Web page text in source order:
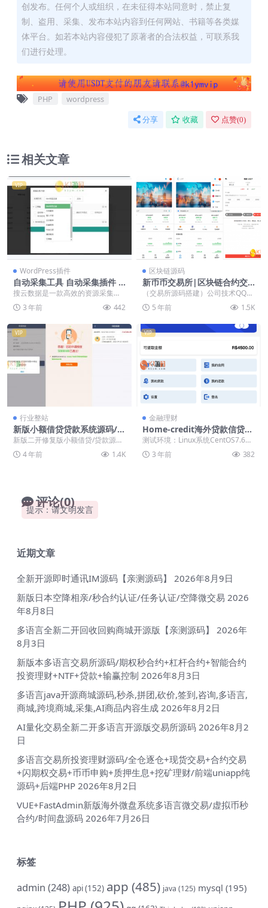
创发布。任何个人或组织，在未征得本站同意时，禁止复
制、盗用、采集、发布本站内容到任何网站、书籍等各类媒
体平台。如若本站内容侵犯了原著者的合法权益，可联系我
们进行处理。
PHP wordpress
分享 收藏 点赞(0)
相关文章
VIP
WordPress插件
自动采集工具 自动采集插件 E
MLOG搜云数据 资源采集插件
搜云数据是一款高效的资源采集插
件，现在升级为自动采集工具，提
供一键自动云抓取、验...
3 年前 442
区块链源码
新币币交易所|区块链合约交
易所|USDT秒合约/杠杆/C2C
法币交易
（交易所源码搭建）公司技术QQ：
34401713，最新版源码 服务器需
要支持： ...
5 年前 1.5K
VIP
行业整站
新版小额借贷贷款系统源码/新
增推广APP下载页面/内附搭建
教程
新版二开修复版小额借贷/贷款源码
新增推广APP下载页面，源码已进
行多次更新迭代...
4 年前 1.4K
VIP
金融理财
Home-credit海外贷款信贷产
品源码/用户自定义弹窗消息/v
ue编译后前端
测试环境：Linux系统CentOS7.6、
宝塔、PHP7.3、MySQL5.6...
3 年前 382
评论(0)
提示：请文明发言
近期文章
全新开源即时通讯IM源码【亲测源码】
2026年8月9日
新版日本空降相亲/秒合约认证/任务认证/空降微交易 2026
年8月8日
多语言全新二开回收回购商城开源版【亲测源码】
2026年
8月3日
新版本多语言交易所源码/期权秒合约+杠杆合约+智能合约
投资理财+NTF+贷款+输赢控制 2026年8月3日
多语言java开源商城源码,秒杀,拼团,砍价,签到,咨询,多语言,
商城,跨境商城,采集,AI商品内容生成 2026年8月2日
AI量化交易全新二开多语言开源版交易所源码 2026年8月2
日
多语言交易所投资理财源码/全仓逐仓+现货交易+合约交易
+闪期权交易+币币申购+质押生息+挖矿理财/前端uniapp纯
源码+后端PHP 2026年8月2日
VUE+FastAdmin新版海外微盘系统多语言微交易/虚拟币秒
合约/时间盘源码 2026年7月26日
标签
admin (248) api(152) app (485) java (125) mysql (195)